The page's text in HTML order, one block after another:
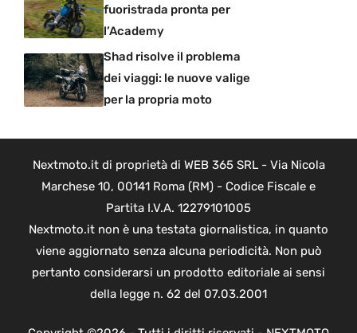
fuoristrada pronta per
l’Academy
Shad risolve il problema
dei viaggi: le nuove valige
per la propria moto
Nextmoto.it di proprietà di WEB 365 SRL - Via Nicola
Marchese 10, 00141 Roma (RM) - Codice Fiscale e
Partita I.V.A. 12279101005
Nextmoto.it non è una testata giornalistica, in quanto
viene aggiornato senza alcuna periodicità. Non può
pertanto considerarsi un prodotto editoriale ai sensi
della legge n. 62 del 07.03.2001